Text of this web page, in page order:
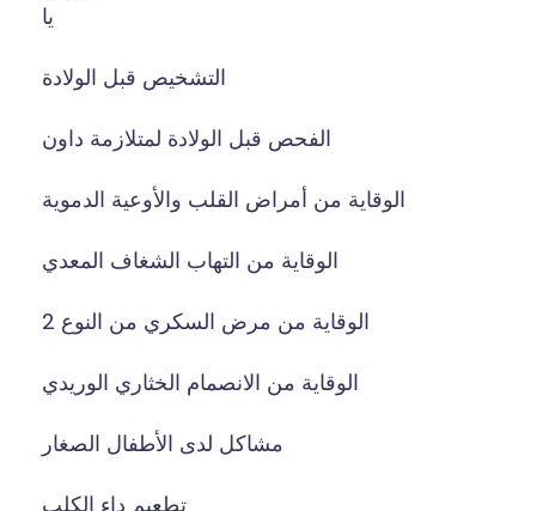
يا
التشخيص قبل الولادة
الفحص قبل الولادة لمتلازمة داون
الوقاية من أمراض القلب والأوعية الدموية
الوقاية من التهاب الشغاف المعدي
الوقاية من مرض السكري من النوع 2
الوقاية من الانصمام الخثاري الوريدي
مشاكل لدى الأطفال الصغار
تطعيم داء الكلب